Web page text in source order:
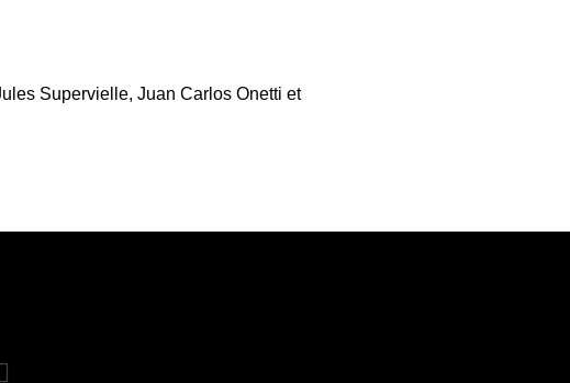
Supervielle, Juan Carlos Onetti et